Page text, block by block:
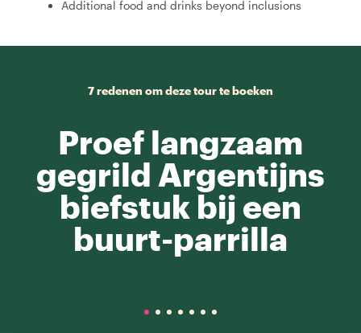
Additional food and drinks beyond inclusions
7 redenen om deze tour te boeken
Proef langzaam
gegrild Argentijns
biefstuk bij een
buurt-parrilla